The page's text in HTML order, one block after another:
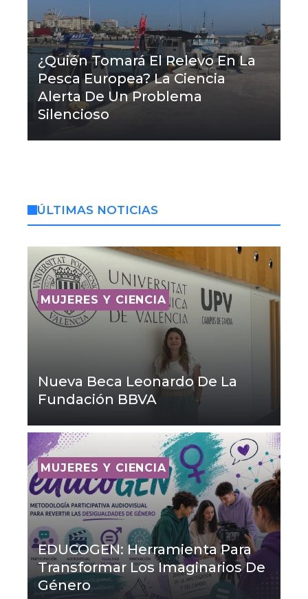
¿Quién Tomará El Relevo En La
Pesca Europea? La Ciencia
Alerta De Un Problema
Silencioso
ÚLTIMAS NOTICIAS
MUJERES Y CIENCIA
Nueva Beca Leonardo De La
Fundación BBVA
MUJERES Y CIENCIA
EDUCOGEN: Herramienta Para
Transformar Los Imaginarios De
Género